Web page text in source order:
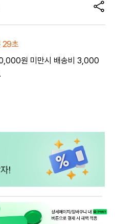
29초
원 미만시 배송비 3,000